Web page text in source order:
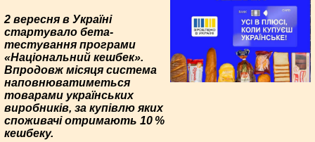
2 вересня в Україні
стартувало бета-
тестування програми
«Національний кешбек».
Впродовж місяця система
наповнюватиметься
товарами українських
виробників, за купівлю яких
споживачі отримають 10 %
кешбеку.